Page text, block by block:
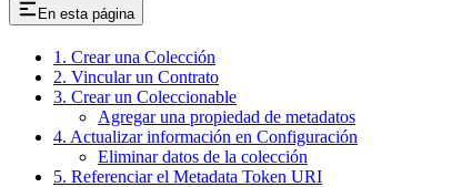
En esta página
1. Crear una Colección
2. Vincular un Contrato
3. Crear un Coleccionable
Agregar una propiedad de metadatos
4. Actualizar información en Configuración
Eliminar datos de la colección
5. Referenciar el Metadata Token URI